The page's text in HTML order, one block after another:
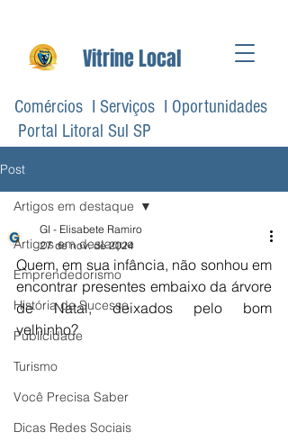
Vitrine Local
Comércios I Serviços I Oportunidades
Portal Litoral Sul SP
Post
Artigos em destaque
Emprendedorismo
História de Sucesso
Publicidade
Turismo
Você Precisa Saber
Dicas Redes Sociais
Artigos em destaque
GI - Elisabete Ramiro
27 de nov. de 2024
Quem, em sua infância, não sonhou em
encontrar presentes embaixo da árvore
de Natal, deixados pelo bom
velhinho?